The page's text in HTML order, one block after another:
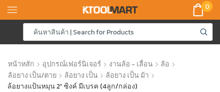
0
หน้าหลัก อุปกรณ์เฟอร์นิเจอร์ งานล้อ - เลื่อน
ล้อ
ล้อยาง เป็น/ตาย
ล้อยาง เป็น
ล้อยาง เป็น ม้า
ล้อยางแป้นหมุน 2″ ซิงค์ มีเบรค (4ลูก/กล่อง)